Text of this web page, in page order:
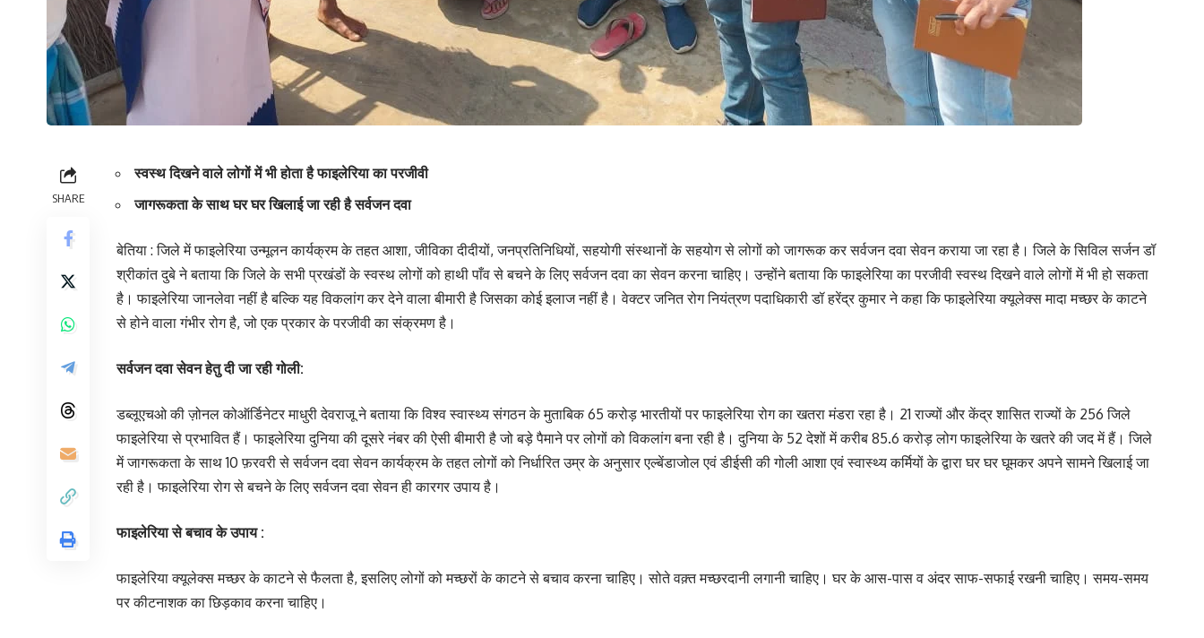
SHARE
स्वस्थ दिखने वाले लोगों में भी होता है फाइलेरिया का परजीवी
जागरूकता के साथ घर घर खिलाई जा रही है सर्वजन दवा
बेतिया : जिले में फाइलेरिया उन्मूलन कार्यक्रम के तहत आशा, जीविका दीदीयों, जनप्रतिनिधियों, सहयोगी संस्थानों के सहयोग से लोगों को जागरूक कर सर्वजन दवा सेवन कराया जा रहा है। जिले के सिविल सर्जन डॉ
श्रीकांत दुबे ने बताया कि जिले के सभी प्रखंडों के स्वस्थ लोगों को हाथी पाँव से बचने के लिए सर्वजन दवा का सेवन करना चाहिए। उन्होंने बताया कि फाइलेरिया का परजीवी स्वस्थ दिखने वाले लोगों में भी हो सकता
है। फाइलेरिया जानलेवा नहीं है बल्कि यह विकलांग कर देने वाला बीमारी है जिसका कोई इलाज नहीं है। वेक्टर जनित रोग नियंत्रण पदाधिकारी डॉ हरेंद्र कुमार ने कहा कि फाइलेरिया क्यूलेक्स मादा मच्छर के काटने
से होने वाला गंभीर रोग है, जो एक प्रकार के परजीवी का संक्रमण है।
सर्वजन दवा सेवन हेतु दी जा रही गोली:
डब्लूएचओ की ज़ोनल कोऑर्डिनेटर माधुरी देवराजू ने बताया कि विश्व स्वास्थ्य संगठन के मुताबिक 65 करोड़ भारतीयों पर फाइलेरिया रोग का खतरा मंडरा रहा है। 21 राज्यों और केंद्र शासित राज्यों के 256 जिले
फाइलेरिया से प्रभावित हैं। फाइलेरिया दुनिया की दूसरे नंबर की ऐसी बीमारी है जो बड़े पैमाने पर लोगों को विकलांग बना रही है। दुनिया के 52 देशों में करीब 85.6 करोड़ लोग फाइलेरिया के खतरे की जद में हैं। जिले
में जागरूकता के साथ 10 फ़रवरी से सर्वजन दवा सेवन कार्यक्रम के तहत लोगों को निर्धारित उम्र के अनुसार एल्बेंडाजोल एवं डीईसी की गोली आशा एवं स्वास्थ्य कर्मियों के द्वारा घर घर घूमकर अपने सामने खिलाई जा
रही है। फाइलेरिया रोग से बचने के लिए सर्वजन दवा सेवन ही कारगर उपाय है।
फाइलेरिया से बचाव के उपाय :
फाइलेरिया क्यूलेक्स मच्छर के काटने से फैलता है, इसलिए लोगों को मच्छरों के काटने से बचाव करना चाहिए। सोते वक़्त मच्छरदानी लगानी चाहिए। घर के आस-पास व अंदर साफ-सफाई रखनी चाहिए। समय-समय
पर कीटनाशक का छिड़काव करना चाहिए।